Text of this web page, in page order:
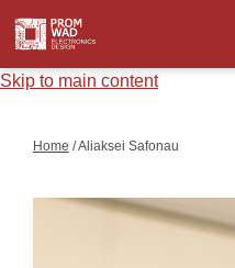
Skip to main content
Home / Aliaksei Safonau